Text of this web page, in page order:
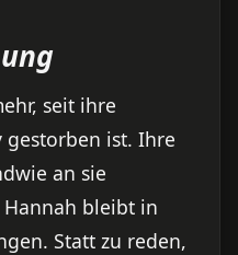
seit ihre
gestorben ist. Ihre
an sie
bleibt in
Statt zu reden,